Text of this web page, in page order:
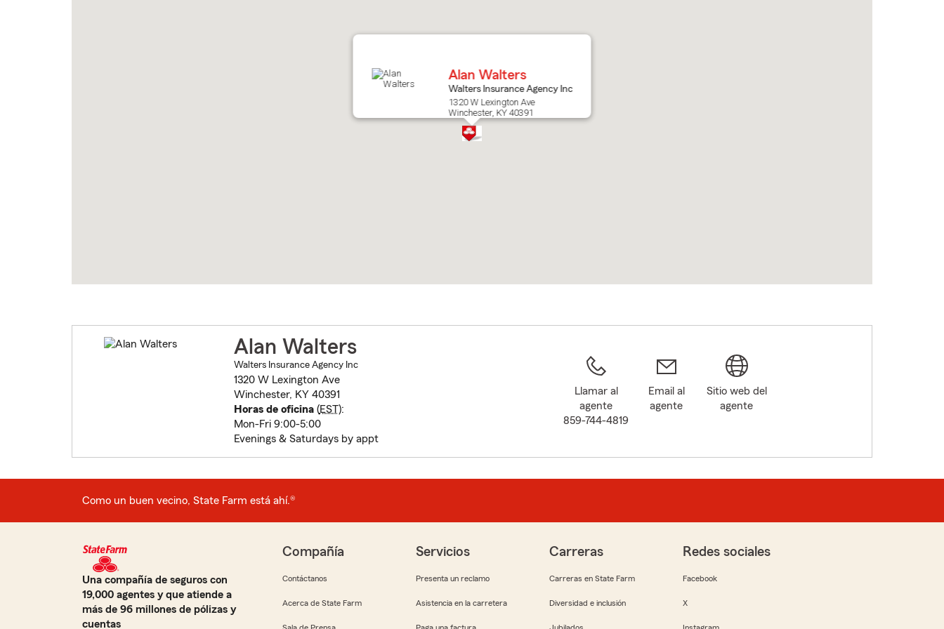
Alan Walters
Walters Insurance Agency Inc
1320 W Lexington Ave
Winchester, KY 40391
Alan Walters
Walters Insurance Agency Inc
1320 W Lexington Ave
Winchester, KY 40391
Horas de oficina(EST):
Mon-Fri 9:00-5:00
Evenings & Saturdays by appt
Llamar al
agente
859-744-4819
Email al
agente
Sitio web del
agente
Como un buen vecino, State Farm está ahí.®
Una compañía de seguros con
19,000 agentes y que atiende a
más de 96 millones de pólizas y
cuentas
Compañía
Contáctanos
Acerca de State Farm
Servicios
Presenta un reclamo
Asistencia en la carretera
Carreras
Carreras en State Farm
Diversidad e inclusión
Redes sociales
Facebook
X